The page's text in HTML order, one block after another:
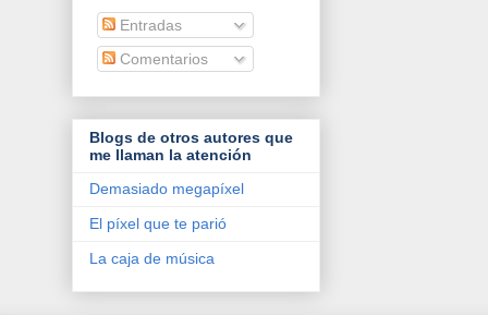
Entradas
Comentarios
Blogs de otros autores que
me llaman la atención
Demasiado megapíxel
El píxel que te parió
La caja de música